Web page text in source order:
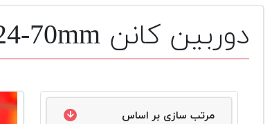
دوربین کانن 5D Mark IV + 24-70mm دست دوم
مرتب سازی بر اساس